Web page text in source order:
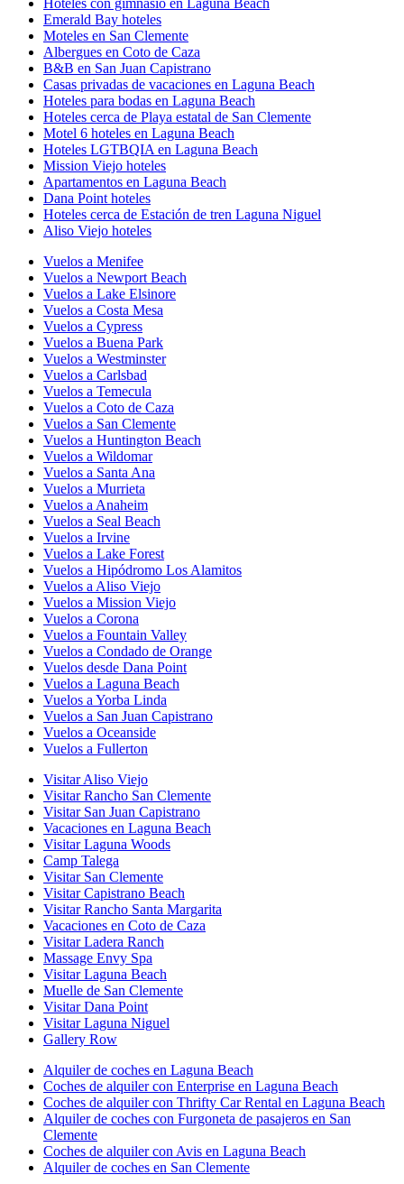
Hoteles con gimnasio en Laguna Beach
Emerald Bay hoteles
Moteles en San Clemente
Albergues en Coto de Caza
B&B en San Juan Capistrano
Casas privadas de vacaciones en Laguna Beach
Hoteles para bodas en Laguna Beach
Hoteles cerca de Playa estatal de San Clemente
Motel 6 hoteles en Laguna Beach
Hoteles LGTBQIA en Laguna Beach
Mission Viejo hoteles
Apartamentos en Laguna Beach
Dana Point hoteles
Hoteles cerca de Estación de tren Laguna Niguel
Aliso Viejo hoteles
Vuelos a Menifee
Vuelos a Newport Beach
Vuelos a Lake Elsinore
Vuelos a Costa Mesa
Vuelos a Cypress
Vuelos a Buena Park
Vuelos a Westminster
Vuelos a Carlsbad
Vuelos a Temecula
Vuelos a Coto de Caza
Vuelos a San Clemente
Vuelos a Huntington Beach
Vuelos a Wildomar
Vuelos a Santa Ana
Vuelos a Murrieta
Vuelos a Anaheim
Vuelos a Seal Beach
Vuelos a Irvine
Vuelos a Lake Forest
Vuelos a Hipódromo Los Alamitos
Vuelos a Aliso Viejo
Vuelos a Mission Viejo
Vuelos a Corona
Vuelos a Fountain Valley
Vuelos a Condado de Orange
Vuelos desde Dana Point
Vuelos a Laguna Beach
Vuelos a Yorba Linda
Vuelos a San Juan Capistrano
Vuelos a Oceanside
Vuelos a Fullerton
Visitar Aliso Viejo
Visitar Rancho San Clemente
Visitar San Juan Capistrano
Vacaciones en Laguna Beach
Visitar Laguna Woods
Camp Talega
Visitar San Clemente
Visitar Capistrano Beach
Visitar Rancho Santa Margarita
Vacaciones en Coto de Caza
Visitar Ladera Ranch
Massage Envy Spa
Visitar Laguna Beach
Muelle de San Clemente
Visitar Dana Point
Visitar Laguna Niguel
Gallery Row
Alquiler de coches en Laguna Beach
Coches de alquiler con Enterprise en Laguna Beach
Coches de alquiler con Thrifty Car Rental en Laguna Beach
Alquiler de coches con Furgoneta de pasajeros en San
Clemente
Coches de alquiler con Avis en Laguna Beach
Alquiler de coches en San Clemente